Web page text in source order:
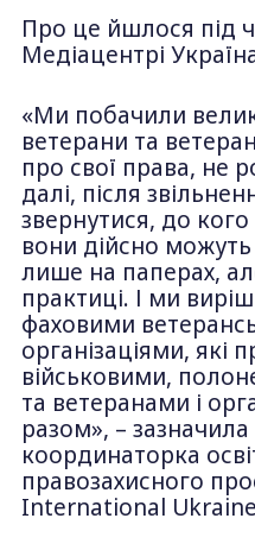
Про це йшлося під
Медіацентрі
«Ми побачили
ветерани та
про свої права, не
далі, після
звернутися, до
вони дійсно можуть
лише на паперах,
практиці. І ми
фаховими
організаціями, які
військовими,
та ветеранами і
разом», –
координаторка
правозахисного
International